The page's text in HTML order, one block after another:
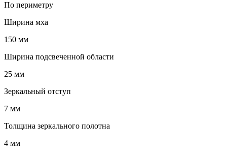
По периметру
Ширина мха
150 мм
Ширина подсвеченной области
25 мм
Зеркальный отступ
7 мм
Толщина зеркального полотна
4 мм